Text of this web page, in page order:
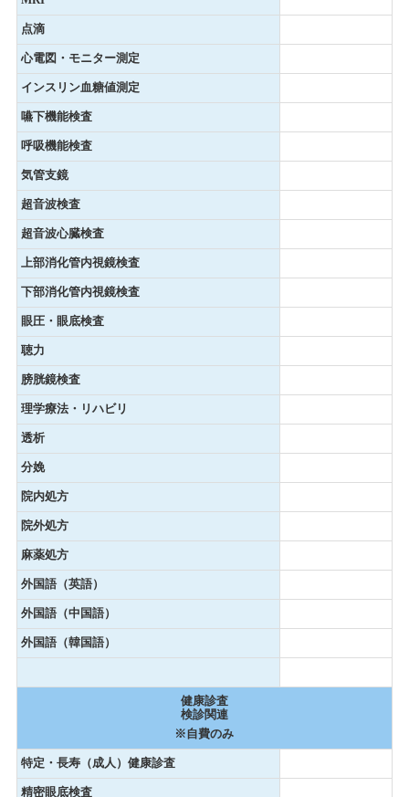
点滴
心電図・モニター測定
インスリン血糖値測定
嚥下機能検査
呼吸機能検査
気管支鏡
超音波検査
超音波心臓検査
上部消化管内視鏡検査
下部消化管内視鏡検査
眼圧・眼底検査
聴力
膀胱鏡検査
理学療法・リハビリ
透析
分娩
院内処方
院外処方
麻薬処方
外国語（英語）
外国語（中国語）
外国語（韓国語）
健康診査
検診関連
※自費のみ
特定・長寿（成人）健康診査
精密眼底検査